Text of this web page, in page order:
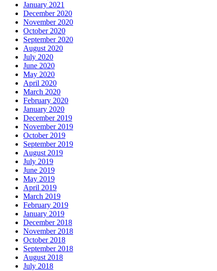
January 2021
December 2020
November 2020
October 2020
September 2020
August 2020
July 2020
June 2020
May 2020
April 2020
March 2020
February 2020
January 2020
December 2019
November 2019
October 2019
September 2019
August 2019
July 2019
June 2019
May 2019
April 2019
March 2019
February 2019
January 2019
December 2018
November 2018
October 2018
September 2018
August 2018
July 2018